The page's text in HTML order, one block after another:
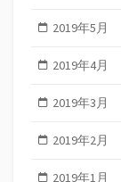
2019年5月
2019年4月
2019年3月
2019年2月
2019年1月